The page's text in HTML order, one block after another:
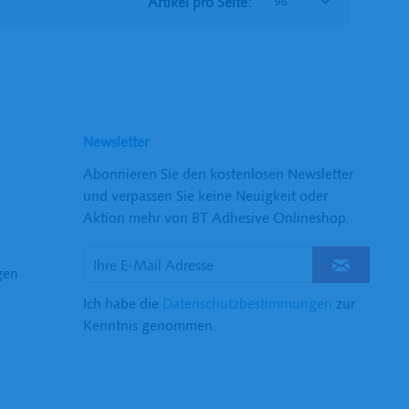
Newsletter
Abonnieren Sie den kostenlosen Newsletter
und verpassen Sie keine Neuigkeit oder
Aktion mehr von BT Adhesive Onlineshop.
Ich habe die Datenschutzbestimmungen zur
Kenntnis genommen.